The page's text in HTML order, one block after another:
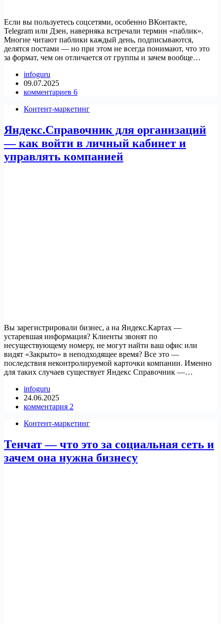
Если вы пользуетесь соцсетями, особенно ВКонтакте,
Telegram или Дзен, наверняка встречали термин «паблик».
Многие читают паблики каждый день, подписываются,
делятся постами — но при этом не всегда понимают, что это
за формат, чем он отличается от группы и зачем вообще…
infoguru
09.07.2025
комментариев 6
Контент-маркетинг
Яндекс.Справочник для организаций
— как войти в личный кабинет и
управлять компанией
Вы зарегистрировали бизнес, а на Яндекс.Картах —
устаревшая информация? Клиенты звонят по
несуществующему номеру, не могут найти ваш офис или
видят «Закрыто» в неподходящее время? Все это —
последствия неконтролируемой карточки компании. Именно
для таких случаев существует Яндекс Справочник —…
infoguru
24.06.2025
комментария 2
Контент-маркетинг
Тенчат — что это за социальная сеть и
зачем она нужна бизнесу